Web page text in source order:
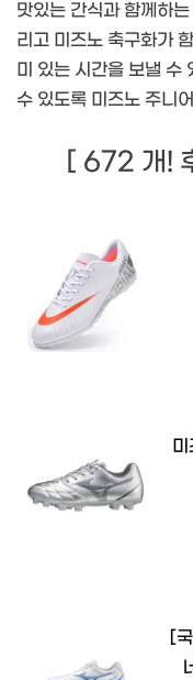
맛있는 간식과 함께하
리고 미즈노 축구화가
미 있는 시간을 보낼 수
수 있도록 미즈노 주니
[ 672 개!
[